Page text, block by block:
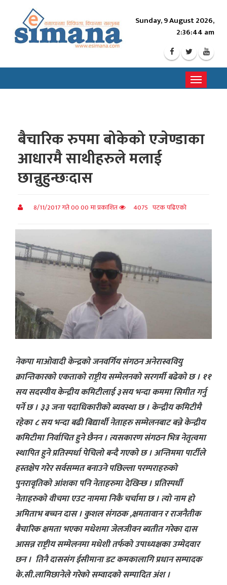
Sunday, 9 August 2026,
2:36:46 am
Toggle
बैचारिक रुपमा बोकेको एजेण्डाका
आधारमै साथीहरुले मलाई
छान्नुहुन्छःदास
8/11/2017 गते 00 00 मा प्रकाशित 4075 पटक पढिएको
नेकपा माओवादी केन्द्रको जनवर्गिय संगठन अनेरास्ववियु
क्रान्तिकारको एकताको राष्ट्रीय सम्मेलनको सरगर्मी बढेको छ । ११
सय सदस्यीय केन्द्रीय कमिटीलाई ३सय भन्दा कममा सिमीत गर्नु
पर्ने छ । ३३ जना पदाधिकारीको ब्यवस्था छ । केन्द्रीय कमिटीमै
रहेका ८ सय भन्दा बढी बिद्यार्थी नेताहरु सम्मेलनबाट बन्ने केन्द्रीय
कमिटीमा निर्वाचित हुने छैनन । त्यसकारण संगठन भित्र नेतृत्वमा
स्थापित हुने प्रतिस्पर्धा पेचिलो बन्दै गएको छ । अन्तिममा पार्टीले
हस्तक्षेप गरेर सर्वसम्मत बनाउने पछिल्ला परम्पराहरुको
पुनरावृतिको आंशका पनि नेताहरुमा देखिन्छ । प्रतिस्पर्धी
नेताहरुको वीचमा एउट नाममा निकै चर्चामा छ । त्यो नाम हो
अमिताभ बच्चन दास । कुशल संगठक ,क्षमतावान र राजनैतीक
बैचारिक क्षमता भएका मधेशमा जेलजीवन ब्यतीत गरेका दास
आसन्न राष्ट्रीय सम्मेलनमा मधेशी तर्फको उपाध्यक्षका उम्मेदवार
छन । तिनै दाससंग ईसीमाना डट कमकालागि प्रधान सम्पादक
के.सी.लामिछानेले गरेको सम्वादको सम्पादित अंश ।